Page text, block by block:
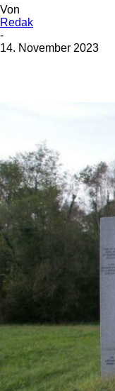
Von
Redak
-
14. November 2023